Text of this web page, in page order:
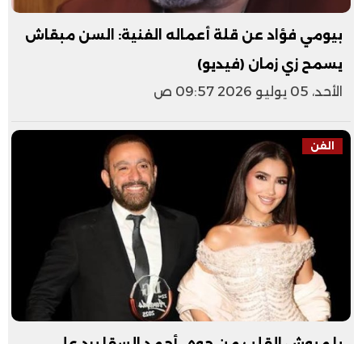
بيومي فؤاد عن قلة أعماله الفنية: السن مبقاش
يسمح زي زمان (فيديو)
الأحد، 05 يوليو 2026 09:57 ص
الفن